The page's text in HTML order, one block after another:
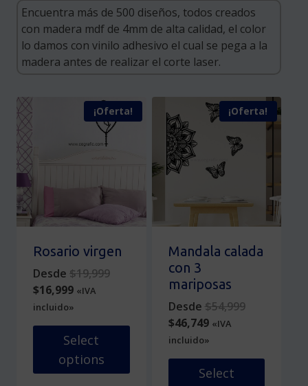
¡Oferta!
Rosario virgen
Desde $19,999Original
$19,999.
$16,999Current
price
is:
$16,999.
«IVA
incluido»
Select
options
¡Oferta!
Mandala calada
con 3
mariposas
Desde $54,999Original
$54,999.
$46,749Current
price
is:
$46,749.
«IVA
incluido»
Select